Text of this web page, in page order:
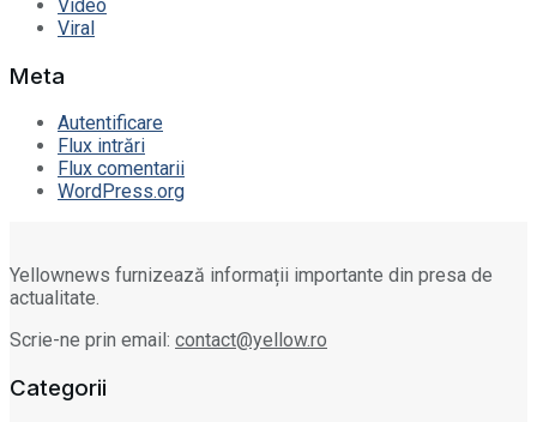
Video
Viral
Meta
Autentificare
Flux intrări
Flux comentarii
WordPress.org
Yellownews furnizează informații importante din presa de
actualitate.
Scrie-ne prin email: contact@yellow.ro
Categorii